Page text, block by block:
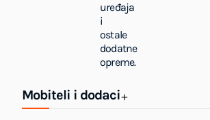
uređaja
i
ostale
dodatne
opreme.
Mobiteli i dodaci+